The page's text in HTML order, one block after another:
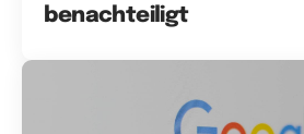
benachteiligt